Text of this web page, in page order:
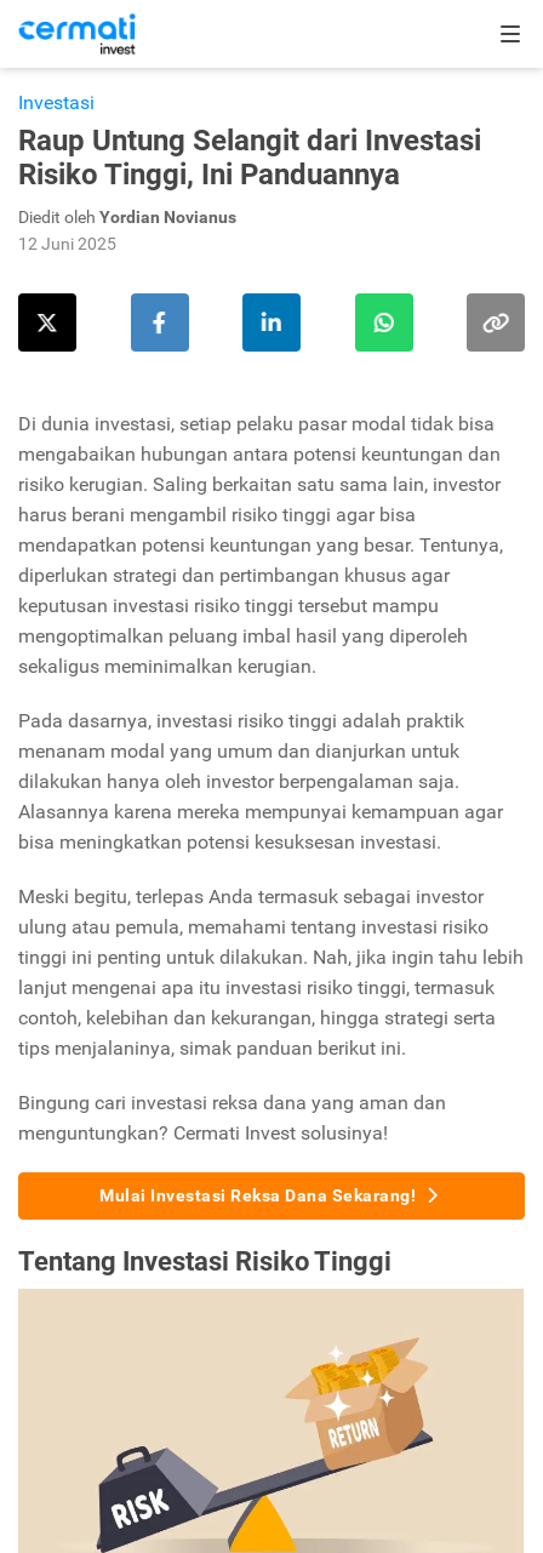
Investasi
Raup Untung Selangit dari Investasi
Risiko Tinggi, Ini Panduannya
Diedit oleh Yordian Novianus
12 Juni 2025
Di dunia investasi, setiap pelaku pasar modal tidak bisa
mengabaikan hubungan antara potensi keuntungan dan
risiko kerugian. Saling berkaitan satu sama lain, investor
harus berani mengambil risiko tinggi agar bisa
mendapatkan potensi keuntungan yang besar. Tentunya,
diperlukan strategi dan pertimbangan khusus agar
keputusan investasi risiko tinggi tersebut mampu
mengoptimalkan peluang imbal hasil yang diperoleh
sekaligus meminimalkan kerugian.
Pada dasarnya, investasi risiko tinggi adalah praktik
menanam modal yang umum dan dianjurkan untuk
dilakukan hanya oleh investor berpengalaman saja.
Alasannya karena mereka mempunyai kemampuan agar
bisa meningkatkan potensi kesuksesan investasi.
Meski begitu, terlepas Anda termasuk sebagai investor
ulung atau pemula, memahami tentang investasi risiko
tinggi ini penting untuk dilakukan. Nah, jika ingin tahu lebih
lanjut mengenai apa itu investasi risiko tinggi, termasuk
contoh, kelebihan dan kekurangan, hingga strategi serta
tips menjalaninya, simak panduan berikut ini.
Bingung cari investasi reksa dana yang aman dan
menguntungkan? Cermati Invest solusinya!
Mulai Investasi Reksa Dana Sekarang!
Tentang Investasi Risiko Tinggi